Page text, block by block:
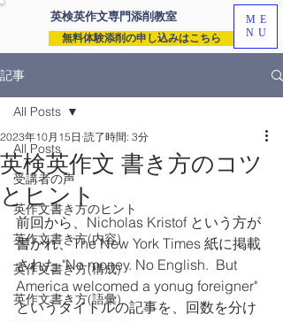
英検英作文専門添削教室
無料体験添削の申し込みはこちら
ME
NU
記事
All Posts
受講者の声
英作文書き方のヒント
英作文書き方(内容)
英作文書き方(構成)
英作文書き方(語彙)
All Posts
英検英作文 書き方のコツ
とヒント
2023年10月15日 読了時間: 3分
前回から、Nicholas Kristof という方が
書かれ、The New York Times 紙に掲載
された "No money. No English.  But
America welcomed a yonug foreigner"
というタイトルの記事を、回数を分け